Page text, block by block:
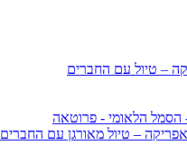
– טיול עם החברים
– טיול מאורגן עם החברים